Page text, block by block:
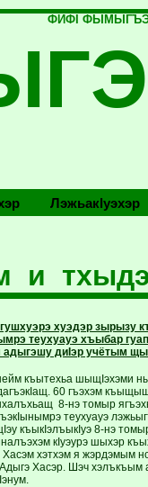
ФИФI
Лэжьакlуэхэр
и
хуэдэр зырызу
теухуауэ хъыбар
адыгэшу диIэр учётым
къытехьа шыщIэхэми
60 гъэхэм
8-нэ томыр
теухуауэ
къыкIэлъыкIуэ 8-нэ
кIуэурэ шыхэр
хэтхэм я жэрдэмым
Хасэр. Шэч